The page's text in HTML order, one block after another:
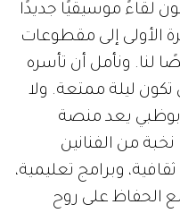
لقاءً موسيقيًا جديدًا
الأولى إلى مقطوعات
لنا. ونأمل أن تأسره
تكون ليلة ممتعة. ولا
يعد منصة
من الفنانين
وبرامج تعليمية،
الحفاظ على روح